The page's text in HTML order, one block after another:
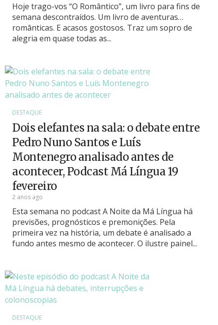
Hoje trago-vos “O Romântico”, um livro para fins de
semana descontraídos. Um livro de aventuras…
românticas. E acasos gostosos. Traz um sopro de
alegria em quase todas as...
DESTAQUE
Dois elefantes na sala: o debate entre
Pedro Nuno Santos e Luís
Montenegro analisado antes de
acontecer, Podcast Má Língua 19
fevereiro
2 anos ago
Esta semana no podcast A Noite da Má Língua há
previsões, prognósticos e premonições. Pela
primeira vez na história, um debate é analisado a
fundo antes mesmo de acontecer. O ilustre painel...
DESTAQUE